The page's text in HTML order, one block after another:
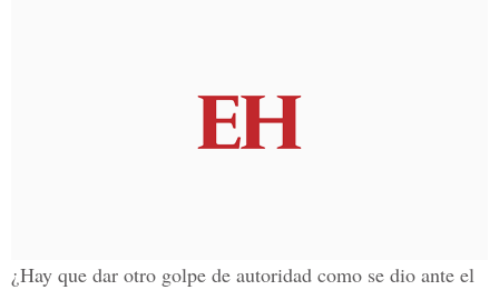
¿Hay que dar otro golpe de autoridad como se dio ante el